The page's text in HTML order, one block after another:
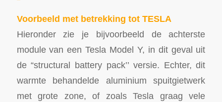
Voorbeeld met betrekking tot TESLA
Hieronder zie je bijvoorbeeld de achterste
module van een Tesla Model Y, in dit geval uit
de “structural battery pack’’ versie. Echter, dit
warmte behandelde aluminium spuitgietwerk
met grote zone, of zoals Tesla graag vele